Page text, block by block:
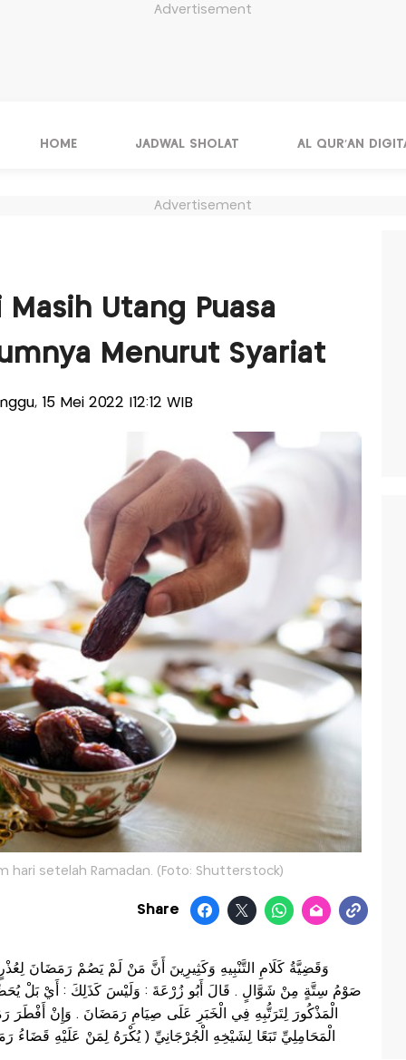
Advertisement
HOME JADWAL SHOLAT AL QUR'AN
Advertisement
Utang Puasa
Menurut Syariat
15 Mei 2022 |12:12 WIB
hari setelah Ramadan. (Foto: Shutterstock)
Share
وَقَضِيَّةُ كَلَامِ التَّنْبِيهِ وَكَثِيرِينَ أَنَّ مَنْ لَمْ يَصُمْ رَمَضَانَ
صَوْمُ سِتَّةٍ مِنْ شَوَّالٍ . قَالَ أَبُو زُرْعَةَ : وَلَيْسَ كَذَلِكَ : أَيْ بَلْ
الْمَذْكُورَ لِتَرَتُّبِهِ فِي الْخَبَرِ عَلَى صِيَامِ رَمَضَانَ . وَإِنْ
الْمَحَامِلِيِّ تَبَعًا لِشَيْخِهِ الْجُرْجَانِيِّ ( يُكْرَهُ لِمَنْ عَلَيْهِ